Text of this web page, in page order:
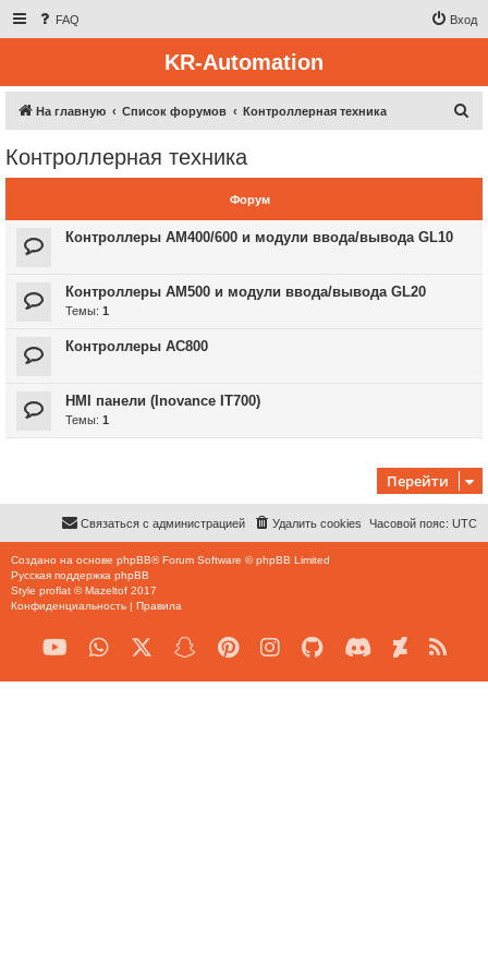
FAQ Вход
KR-Automation
На главную Список форумов Контроллерная техника
Контроллерная техника
Форум
Контроллеры AM400/600 и модули ввода/вывода GL10
Контроллеры AM500 и модули ввода/вывода GL20
Темы: 1
Контроллеры AC800
HMI панели (Inovance IT700)
Темы: 1
Перейти
Часовой пояс: UTC
Удалить cookies
Связаться с администрацией
Создано на основе phpBB® Forum Software © phpBB Limited
Русская поддержка phpBB
Style proflat ©Mazeltof 2017
Конфиденциальность | Правила